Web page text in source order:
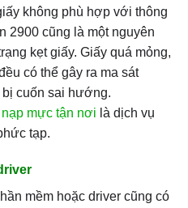
không phù hợp với thông
2900 cũng là một nguyên
kẹt giấy. Giấy quá mỏng,
có thể gây ra ma sát
bị cuốn sai hướng.
mực tận nơi là dịch vụ
tạp.
mềm hoặc driver cũng có